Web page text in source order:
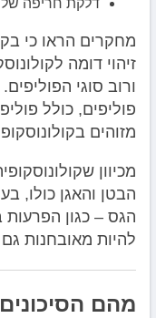
דלקת חריפה של
מחקרים הראו כי
זיהוי דומה
ורוב סוגי
פוליפים, כולל
מזוהים
מכיוון
הבטן והאגן כולו,
הגס – כגון
להיות מאובחנות גם
מהם